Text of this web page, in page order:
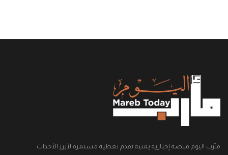
مأرب اليوم منصة إخبارية يمنية تقدم تغطية مستمرة لأبرز الأحداث